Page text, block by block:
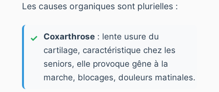
Les causes organiques sont plurielles :
Coxarthrose : lente usure du
cartilage, caractéristique chez les
seniors, elle provoque gêne à la
marche, blocages, douleurs matinales.